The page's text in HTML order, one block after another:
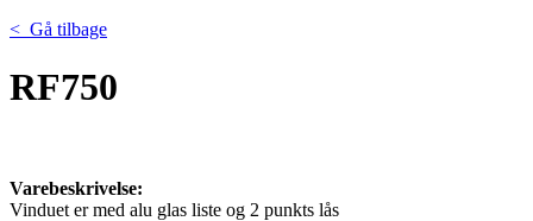
< Gå tilbage
RF750
Varebeskrivelse:
Vinduet er med alu glas liste og 2 punkts lås